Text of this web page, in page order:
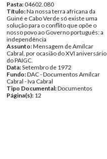
Pasta:04602.080
Título:Na nossa terra africana da
Guiné e Cabo Verde só existe uma
solução para o conflito que opõe o
nosso povo ao Governo português: a
independência
Assunto:Mensagem de Amílcar
Cabral, por ocasião do XVI aniversário
do PAIGC.
Data:Setembro de 1972
Fundo:DAC - Documentos Amílcar
Cabral - Iva Cabral
Tipo Documental:Documentos
Página(s): 12